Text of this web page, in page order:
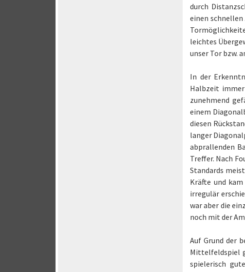
durch
einen
leichtes
unser Tor bzw.
In der
Halbzeit
zunehmend
einem
diesen
langer
abprallenden
Treffer. Nach
Standards
Kräfte und
irregulär
war aber die
noch mit der
Auf Grund der
Mittelfeldspiel
spielerisch